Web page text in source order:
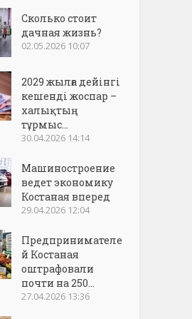
Сколько стоит
дачная жизнь?
02.05.2026 10:07
2029 жылға дейінгі
кешенді жоспар –
халықтың
тұрмыс...
30.04.2026 14:14
Машиностроение
ведет экономику
Костаная вперед
29.04.2026 12:04
Предпринимателе
й Костаная
оштрафовали
почти на 250...
27.04.2026 13:36